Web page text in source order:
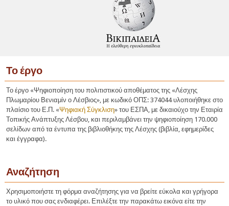
Το έργο
Το έργο «Ψηφιοποίηση του πολιτιστικού αποθέματος της «Λέσχης
Πλωμαρίου Βενιαμίν ο Λέσβιος», με κωδικό ΟΠΣ: 374044 υλοποιήθηκε στο
πλαίσιο του Ε.Π. «Ψηφιακή Σύγκλιση» του ΕΣΠΑ, με δικαιούχο την Εταιρία
Τοπικής Ανάπτυξης Λέσβου, και περιλαμβάνει την ψηφιοποίηση 170.000
σελίδων από τα έντυπα της βιβλιοθήκης της Λέσχης (βιβλία, εφημερίδες
και έγγραφα).
Αναζήτηση
Χρησιμοποιήστε τη φόρμα αναζήτησης για να βρείτε εύκολα και γρήγορα
το υλικό που σας ενδιαφέρει. Επιλέξτε την παρακάτω εικόνα είτε την